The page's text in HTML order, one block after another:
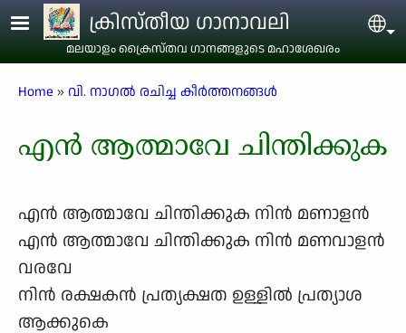
Skip to main contentക്രിസ്തീയ ഗാനാവലി
മലയാളം ക്രൈസ്തവ ഗാനങ്ങളുടെ മഹാശേഖരം
Breadcrumb
Home വി. നാഗൽ രചിച്ച കീർത്തനങ്ങൾ
എൻ ആത്മാവേ ചിന്തിക്കുക
എൻ ആത്മാവേ ചിന്തിക്കുക നിൻ മണാളൻ
എൻ ആത്മാവേ ചിന്തിക്കുക നിൻ മണവാളൻ
വരവേ
നിൻ രക്ഷകൻ പ്രത്യക്ഷത ഉള്ളിൽ പ്രത്യാശ
ആക്കുകെ